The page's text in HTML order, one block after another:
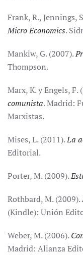
Frank, R., Jennings,
Micro Economics.
Mankiw, G. (2007).
Thompson.
Marx, K. y Engels,
comunista. Madrid:
Marxistas.
Mises, L. (2011).La
Editorial.
Porter, M. (2009).
Rothbard, M. (2009).
(Kindle): Unión
Weber, M. (2006).
Madrid: Alianza